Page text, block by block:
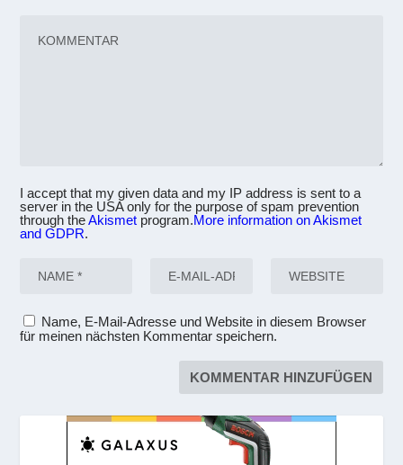
I accept that my given data and my IP address is sent to a
server in the USA only for the purpose of spam prevention
through theAkismet program.More information on Akismet
and GDPR.
Name, E-Mail-Adresse und Website in diesem Browser
für meinen nächsten Kommentar speichern.